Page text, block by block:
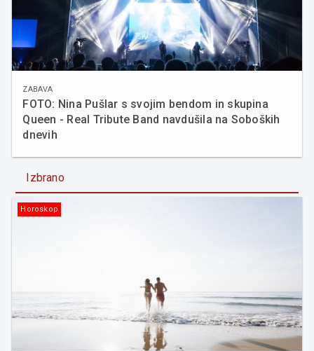
ZABAVA
FOTO: Nina Pušlar s svojim bendom in skupina
Queen - Real Tribute Band navdušila na Soboških
dnevih
Izbrano
Horoskop